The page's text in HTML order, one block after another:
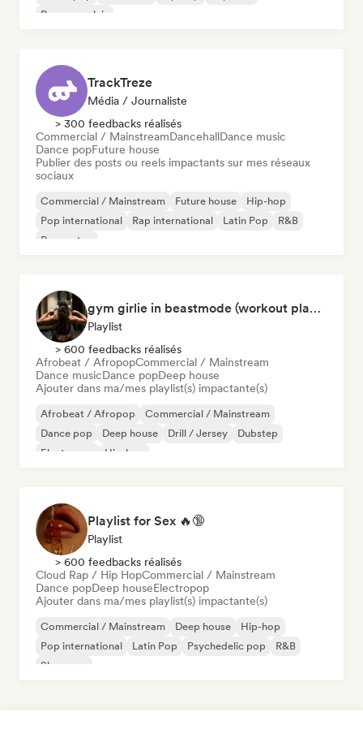
Rap en anglais
TrackTreze
Média / Journaliste
> 300 feedbacks réalisés
Commercial / MainstreamDancehallDance music
Dance popFuture house
Publier des posts ou reels impactants sur mes réseaux
sociaux
Commercial / Mainstream Future house
Hip-hop
Pop international
Rap international Latin Pop
R&B
Reggaeton
gym girlie in beastmode (workout playlist) 💪🎀
Playlist
> 600 feedbacks réalisés
Afrobeat / AfropopCommercial / Mainstream
Dance musicDance popDeep house
Ajouter dans ma/mes playlist(s) impactante(s)
Afrobeat / Afropop
Commercial / Mainstream
Dance pop
Deep house Drill / Jersey
Dubstep
Electropop
Hip-hop
Playlist for Sex 🔥🔞
Playlist
> 600 feedbacks réalisés
Cloud Rap / Hip HopCommercial / Mainstream
Dance popDeep houseElectropop
Ajouter dans ma/mes playlist(s) impactante(s)
Commercial / Mainstream Deep house
Hip-hop
Pop international
Latin Pop Psychedelic pop
R&B
Shoegaze